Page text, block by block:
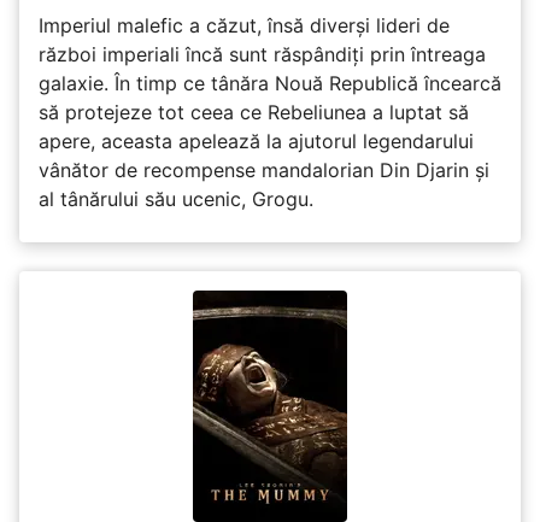
Imperiul malefic a căzut, însă diverși lideri de
război imperiali încă sunt răspândiți prin întreaga
galaxie. În timp ce tânăra Nouă Republică încearcă
să protejeze tot ceea ce Rebeliunea a luptat să
apere, aceasta apelează la ajutorul legendarului
vânător de recompense mandalorian Din Djarin și
al tânărului său ucenic, Grogu.